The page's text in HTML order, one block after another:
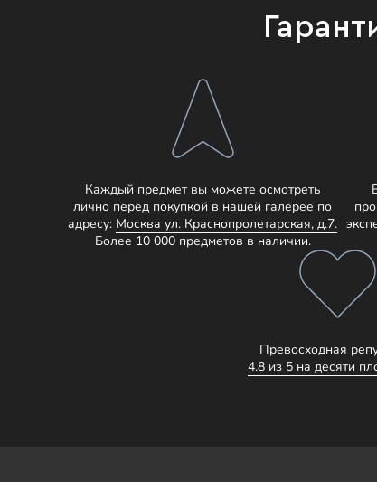
Каждый предмет вы можете осмотреть
лично перед покупкой в нашей галерее по
адресу: Москва ул. Краснопролетарская, д.7.
Более 10 000 предметов в наличии.
Превосходная
4.8 из 5 на десяти